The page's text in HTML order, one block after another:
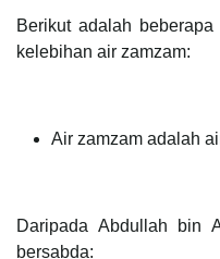
Berikut adalah
kelebihan air zamzam:
Air zamzam adalah
Daripada Abdullah bin
bersabda: